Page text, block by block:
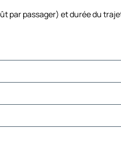
par passager) et durée du